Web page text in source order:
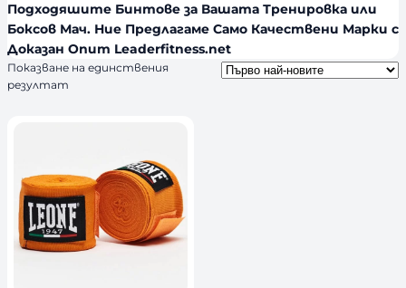
ч
н
о
с
Подходяшите Бинтове за Вашата Тренировка или
Боксов Мач. Ние Предлагаме Само Качествени Марки с
Доказан Опит Leaderfitness.net
Показване на единствения
резултат